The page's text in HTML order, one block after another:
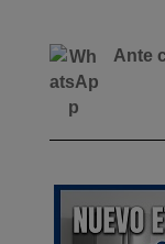
Ante